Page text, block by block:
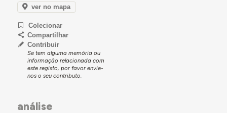
ver no mapa
Colecionar
Compartilhar
Contribuir
Se tem alguma memória ou
informação relacionada com
este registo, por favor envie-
nos o seu contributo.
análise